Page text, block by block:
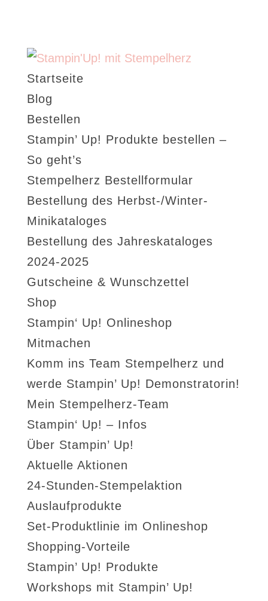
Startseite
Blog
Bestellen
Stampin’ Up! Produkte bestellen –
So geht’s
Stempelherz Bestellformular
Bestellung des Herbst-/Winter-
Minikataloges
Bestellung des Jahreskataloges
2024-2025
Gutscheine & Wunschzettel
Shop
Stampin‘ Up! Onlineshop
Mitmachen
Komm ins Team Stempelherz und
werde Stampin’ Up! Demonstratorin!
Mein Stempelherz-Team
Stampin‘ Up! – Infos
Über Stampin’ Up!
Aktuelle Aktionen
24-Stunden-Stempelaktion
Auslaufprodukte
Set-Produktlinie im Onlineshop
Shopping-Vorteile
Stampin’ Up! Produkte
Workshops mit Stampin’ Up!